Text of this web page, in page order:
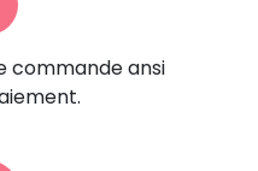
commande ansi